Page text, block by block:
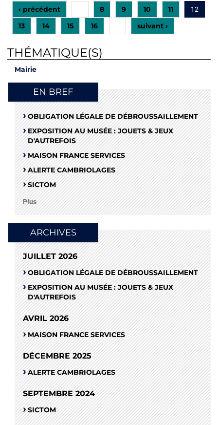
‹ précédent 8 9 10 11 12
13 14 15 16 suivant ›
THÉMATIQUE(S)
Mairie
EN BREF
OBLIGATION LÉGALE DE DÉBROUSSAILLEMENT
EXPOSITION AU MUSÉE : JOUETS & JEUX
D'AUTREFOIS
MAISON FRANCE SERVICES
ALERTE CAMBRIOLAGES
SICTOM
Plus
ARCHIVES
JUILLET 2026
OBLIGATION LÉGALE DE DÉBROUSSAILLEMENT
EXPOSITION AU MUSÉE : JOUETS & JEUX
D'AUTREFOIS
AVRIL 2026
MAISON FRANCE SERVICES
DÉCEMBRE 2025
ALERTE CAMBRIOLAGES
SEPTEMBRE 2024
SICTOM